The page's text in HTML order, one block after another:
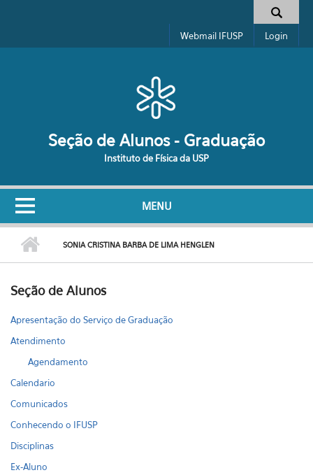
Formulário de busca
Webmail IFUSP Login
Seção de Alunos - Graduação
Instituto de Física da USP
MENU
SONIA CRISTINA BARBA DE LIMA HENGLEN
Seção de Alunos
Apresentação do Serviço de Graduação
Atendimento
Agendamento
Calendario
Comunicados
Conhecendo o IFUSP
Disciplinas
Ex-Aluno